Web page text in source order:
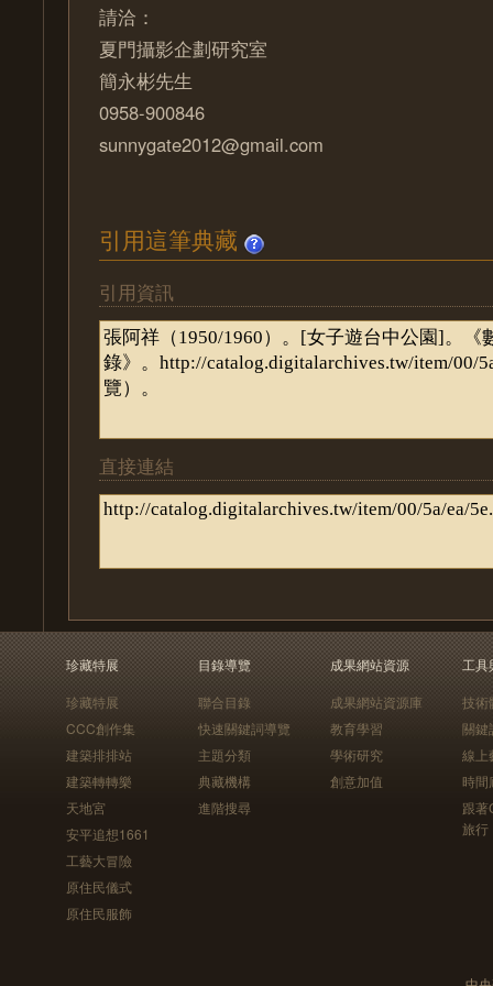
請洽：
夏門攝影企劃研究室
簡永彬先生
0958-900846
sunnygate2012@gmail.com
引用這筆典藏
引用資訊
直接連結
珍藏特展
珍藏特展
CCC創作集
建築排排站
建築轉轉樂
天地宮
安平追想1661
工藝大冒險
原住民儀式
原住民服飾
目錄導覽
聯合目錄
快速關鍵詞導覽
主題分類
典藏機構
進階搜尋
成果網站資源
成果網站資源庫
教育學習
學術研究
創意加值
工具
技術
關鍵
線上
時間
跟
旅行